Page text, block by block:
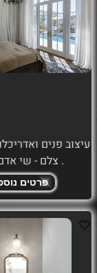
עיצוב פנים
. צלם - שי אדם
פרטים